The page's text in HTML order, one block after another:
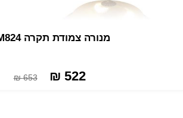
מנורה צמודת תקרה AM824
522 ₪
653 ₪